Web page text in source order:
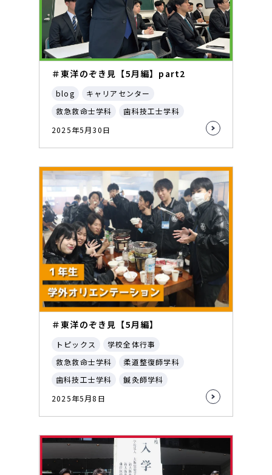
＃東洋のぞき見【5月編】part2
blog
キャリアセンター
救急救命士学科
歯科技工士学科
2025年5月30日
＃東洋のぞき見【5月編】
トピックス
学校全体行事
救急救命士学科
柔道整復師学科
歯科技工士学科
鍼灸師学科
2025年5月8日